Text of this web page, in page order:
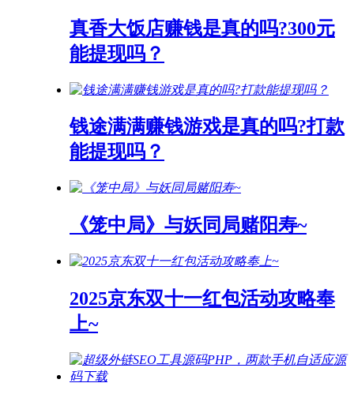
真香大饭店赚钱是真的吗?300元
能提现吗？
钱途满满赚钱游戏是真的吗?打款
能提现吗？
《笼中局》与妖同局赌阳寿~
2025京东双十一红包活动攻略奉
上~